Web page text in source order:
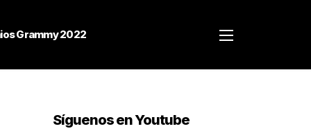
Grammy 2022
Síguenos en Youtube